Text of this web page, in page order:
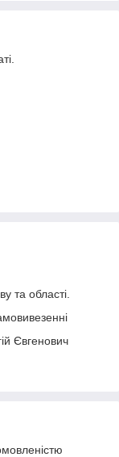
та області.
Євгенович